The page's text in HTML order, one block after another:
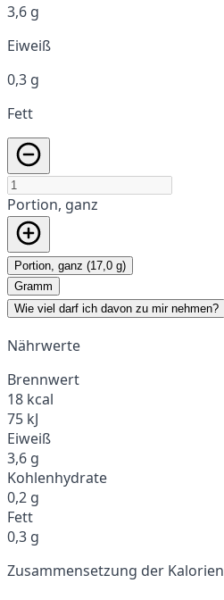
3,6 g
Eiweiß
0,3 g
Fett
Portion, ganz
Portion, ganz (17,0 g)
Gramm
Wie viel darf ich davon zu mir nehmen?
Nährwerte
Brennwert
18 kcal
75 kJ
Eiweiß
3,6 g
Kohlenhydrate
0,2 g
Fett
0,3 g
Zusammensetzung der Kalorien